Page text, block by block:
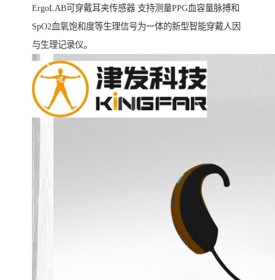
ErgoLAB可穿戴耳夹传感器 支持测量PPG血容量脉搏和
SpO2血氧饱和度等生理信号为一体的新型智能穿戴人因
与生理记录仪。